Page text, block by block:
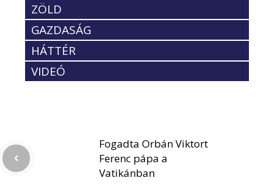
ZÖLD
GAZDASÁG
HÁTTÉR
VIDEÓ
Fogadta Orbán Viktort
Ferenc pápa a
Vatikánban